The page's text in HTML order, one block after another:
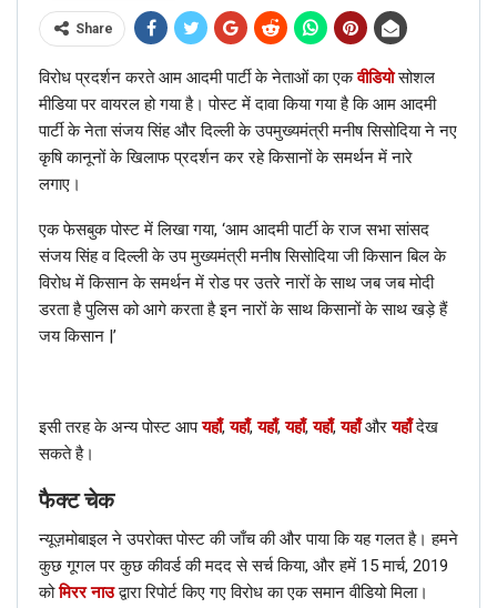
— Crimson (@BinaryCrimson)
March 26,
2020
RELATED POSTS
फैक्ट चेक: नहीं, AAP नेता इस वायरल वीडियो में कृषि कानूनों के खिलाफ विरोध
नहीं कर रहे हैं; जानें सच
Dec 17, 2020
हिंदी
Dec 15, 2020
फैक्ट चेक: ट्रैफिक जाम की यह तस्वीर चल रहे किसानों के विरोध प्रदर्शन की नहीं
है; जानें सच
Share
विरोध प्रदर्शन करते आम आदमी पार्टी के नेताओं का एकवीडियो सोशल
मीडिया पर वायरल हो गया है। पोस्ट में दावा किया गया है कि आम आदमी
पार्टी के नेता संजय सिंह और दिल्ली के उपमुख्यमंत्री मनीष सिसोदिया ने नए
कृषि कानूनों के खिलाफ प्रदर्शन कर रहे किसानों के समर्थन में नारे
लगाए।
एक फेसबुक पोस्ट में लिखा गया, ‘आम आदमी पार्टी के राज सभा सांसद
संजय सिंह व दिल्ली के उप मुख्यमंत्री मनीष सिसोदिया जी किसान बिल के
विरोध में किसान के समर्थन में रोड पर उतरे नारों के साथ जब जब मोदी
डरता है पुलिस को आगे करता है इन नारों के साथ किसानों के साथ खड़े हैं
जय किसान |’
इसी तरह के अन्य पोस्ट आपयहाँ,यहाँ,यहाँ,यहाँ,यहाँ,यहाँ औरयहाँ देख
सकते है।
फैक्ट चेक
न्यूज़मोबाइल ने उपरोक्त पोस्ट की जाँच की और पाया कि यह गलत है। हमने
कुछ गूगल पर कुछ कीवर्ड की मदद से सर्च किया, और हमें 15 मार्च, 2019
कोमिरर नाउद्वारा रिपोर्ट किए गए विरोध का एक समान वीडियो मिला।